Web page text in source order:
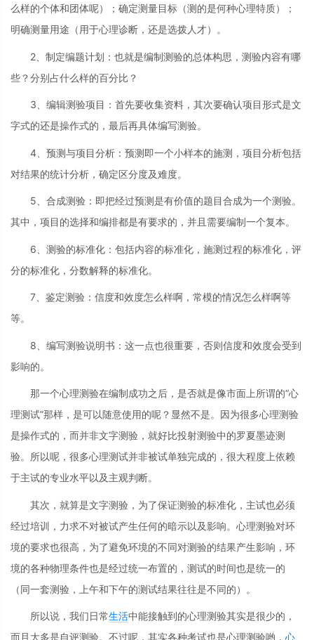
么样的个体和团体呢）；确定测量目标（测的是何种心理特质）；
明确测量用途（用于心理诊断，还是选拨人才）。
2、制定编题计划：也就是编制测验的总体构思，测验内容有哪
些？分别占什么样的百分比？
3、编辑测验项目：首先要收集资料，其次要确认项目形式是文
字式的还是操作式的，最后再具体编写测验。
4、预测与项目分析：预测即一个小样本的施测，项目分析包括
对结果的统计分析，确定区分度及难度。
5、合成测验：即把经过预测是有价值的题目合成为一个测验。
其中，项目的选择和编排都是有要求的，并且需要编制一个复本。
6、测验的标准化：包括内容的标准化，施测过程的标准化，评
分的标准化，分数解释的标准化。
7、鉴定测验：信度和效度怎么样啊，常模的情况怎么样啊等
等。
8、编写测验说明书：这一点也很重要，否则信度和效度会受到
影响的。
那一个心理测验在编制成功之后，是否就是像市面上所谓的“心
理测试”那样，是可以随意使用的呢？显然不是。因为很多心理测验
是操作式的，而并非文字测验，就好比投射测验中的罗夏墨迹测
验。所以呢，很多心理测试并非被试单独完成的，很大程度上依赖
于主试的专业水平以及主观判断。
其次，就算是文字测验，为了保证测验的标准化，主试也必须
经过培训，力求不对被试产生任何的暗示以及影响。心理测验对环
境的要求也很高，为了避免环境的不同对测验的结果产生影响，环
境的各种物理条件也是经过统一布置的，测试的时间也是统一的
（同一套测验，上午和下午的测试结果往往是不同的）。
所以说，我们日常生活中能接触到的心理测验其实是很少的，
而且大多是自评测验。不过呢，其实各种考试也是心理测验哟， 心